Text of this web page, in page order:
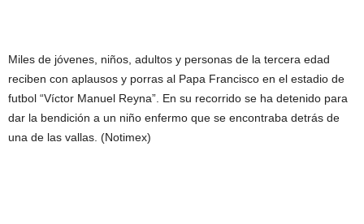
Miles de jóvenes, niños, adultos y personas de la tercera edad
reciben con aplausos y porras al Papa Francisco en el estadio de
futbol “Víctor Manuel Reyna”. En su recorrido se ha detenido para
dar la bendición a un niño enfermo que se encontraba detrás de
una de las vallas. (Notimex)